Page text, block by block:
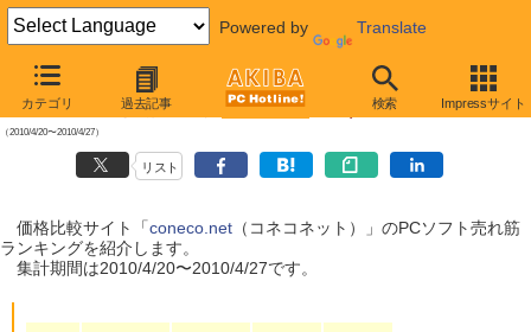
Powered by Translate
カテゴリ 過去記事 検索 Impressサイト
【 2010年5月1日号 】
coneco.net売れ筋ランキング（ソフト編）
（2010/4/20〜2010/4/27）
リスト
価格比較サイト「coneco.net（コネコネット）」のPCソフト売れ筋
ランキングを紹介します。
集計期間は2010/4/20〜2010/4/27です。